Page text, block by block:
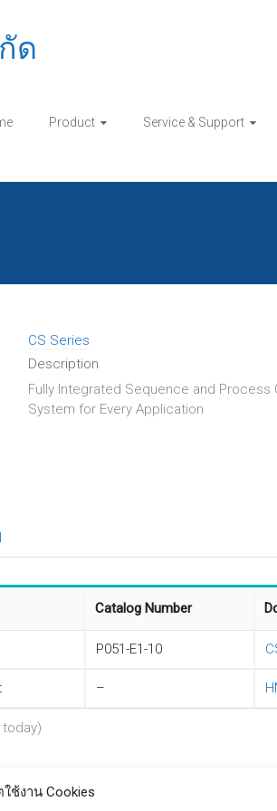
ช้งาน Cookies
ด
Product Service & Support
CS Series
Description
Fully Integrated Sequence and Process
System for Every Application
Catalog Number
P051-E1-10
–